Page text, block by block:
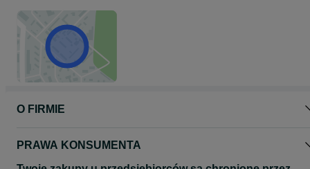
O FIRMIE
PRAWA KONSUMENTA